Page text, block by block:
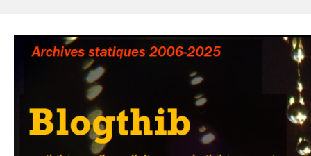
contenu